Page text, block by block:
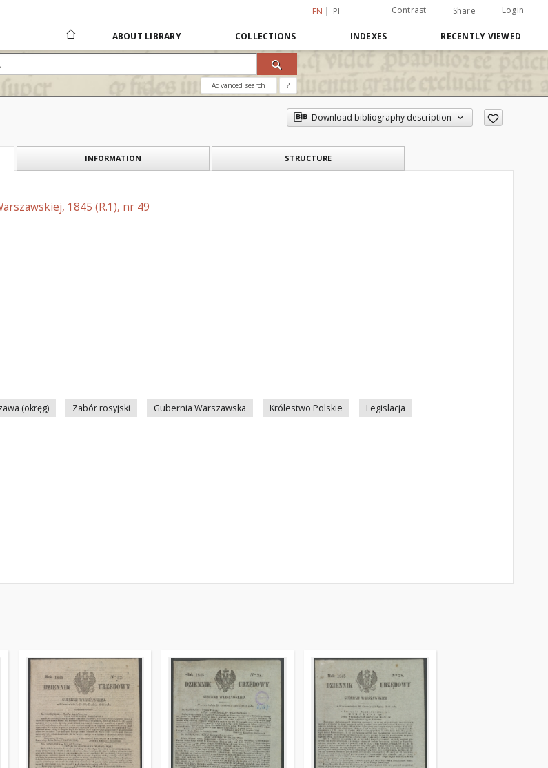
EN PL Contrast Share Login
ABOUT LIBRARY COLLECTIONS INDEXES RECENTLY VIEWED
Advanced search ?
Download bibliography description
INFORMATION STRUCTURE
1845 (R.1), nr 49
(okręg) Zabór rosyjski Gubernia Warszawska Królestwo Polskie
Legislacja